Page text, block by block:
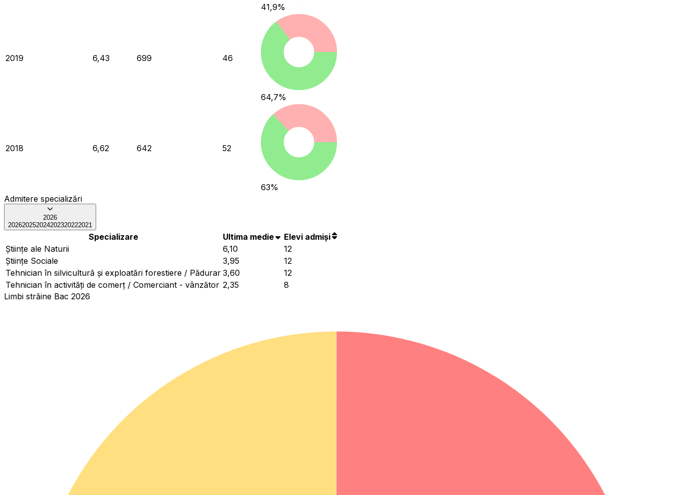
41,9%
2019 6,43 699 46
64,7%
2018 6,62 642 52
63%
Admitere specializări
2026
202620252024202320222021
Specializare Ultima medie
Elevi admiși
Ştiinţe ale Naturii
6,10
12
Ştiinţe Sociale
3,95
12
Tehnician în silvicultură și exploatări forestiere / Pădurar 3,60
12
Tehnician în activități de comerț / Comerciant - vânzător 2,35
8
Limbi străine Bac 2026